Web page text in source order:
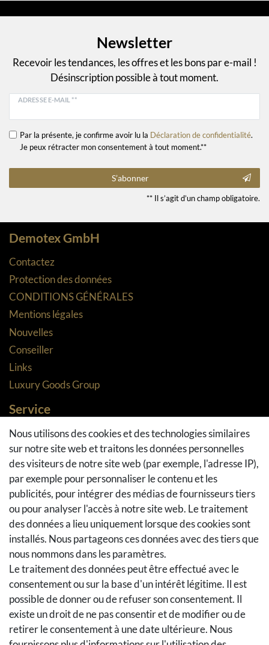
Newsletter
Recevoir les tendances, les offres et les bons par e-mail !
Désinscription possible à tout moment.
ADRESSE E-MAIL **
Par la présente, je confirme avoir lu la Déclaration de confidentialité.
Je peux rétracter mon consentement à tout moment.**
S’abonner
** Il s’agit d’un champ obligatoire.
Demotex GmbH
Contactez
Protection des données
CONDITIONS GÉNÉRALES
Mentions légales
Nouvelles
Conseiller
Links
Luxury Goods Group
Service
Méthodes de paiement
Méthodes et coûts de transport
Droit de rétractation
Retours
Se rétracter du contrat
Panier d'achat
A la caisse
Aide
Social Media
Facebook
Instagram
Pinterest
Nous utilisons des cookies et des technologies similaires
sur notre site web et traitons les données personnelles
des visiteurs de notre site web (par exemple, l'adresse IP),
par exemple pour personnaliser le contenu et les
publicités, pour intégrer des médias de fournisseurs tiers
ou pour analyser l'accès à notre site web. Le traitement
des données a lieu uniquement lorsque des cookies sont
installés. Nous partageons ces données avec des tiers que
nous nommons dans les paramètres.
Le traitement des données peut être effectué avec le
consentement ou sur la base d'un intérêt légitime. Il est
possible de donner ou de refuser son consentement. Il
existe un droit de ne pas consentir et de modifier ou de
retirer le consentement à une date ultérieure. Nous